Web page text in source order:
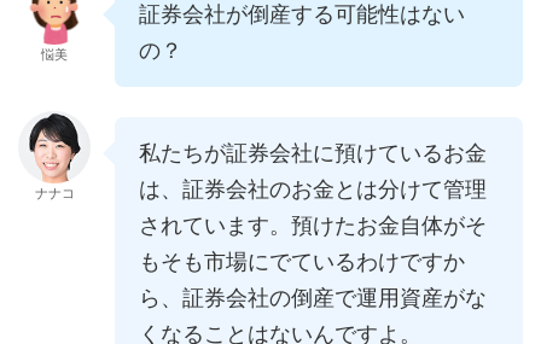
悩美
証券会社が倒産する可能性はない
の？
ナナコ
私たちが証券会社に預けているお金
は、証券会社のお金とは分けて管理
されています。預けたお金自体がそ
もそも市場にでているわけですか
ら、証券会社の倒産で運用資産がな
くなることはないんですよ。